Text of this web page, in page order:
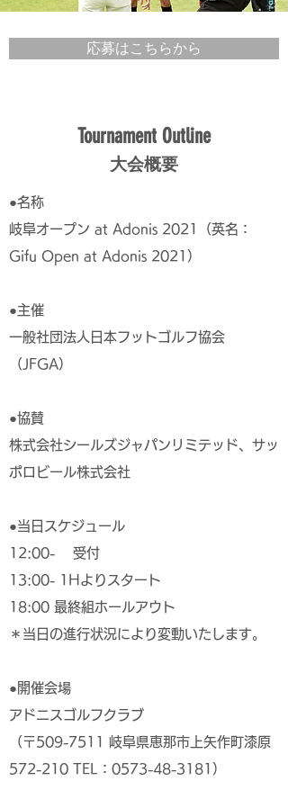
応募はこちらから
Tournament Outline
大会概要
●名称
岐阜オープン at Adonis 2021（英名：
Gifu Open at Adonis 2021）
●主催
一般社団法人日本フットゴルフ協会
（JFGA）
●協賛
株式会社シールズジャパンリミテッド、サッ
ポロビール株式会社
●当日スケジュール
12:00- 受付
13:00- 1Hよりスタート
18:00 最終組ホールアウト
＊当日の進行状況により変動いたします。
●開催会場
アドニスゴルフクラブ
（〒509-7511 岐阜県恵那市上矢作町漆原
572-210 TEL：0573-48-3181）